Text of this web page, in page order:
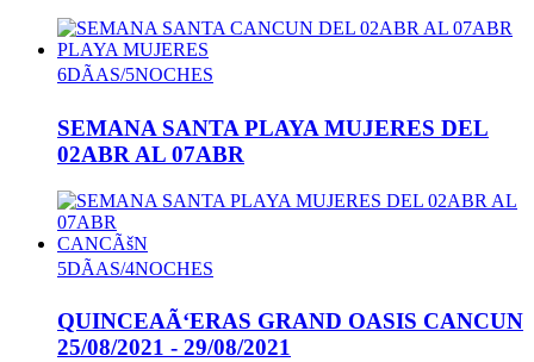
PLAYA MUJERES
6DÃAS/5NOCHES
SEMANA SANTA PLAYA MUJERES DEL
02ABR AL 07ABR
CANCÃšN
5DÃAS/4NOCHES
QUINCEAÃ‘ERAS GRAND OASIS CANCUN
25/08/2021 - 29/08/2021